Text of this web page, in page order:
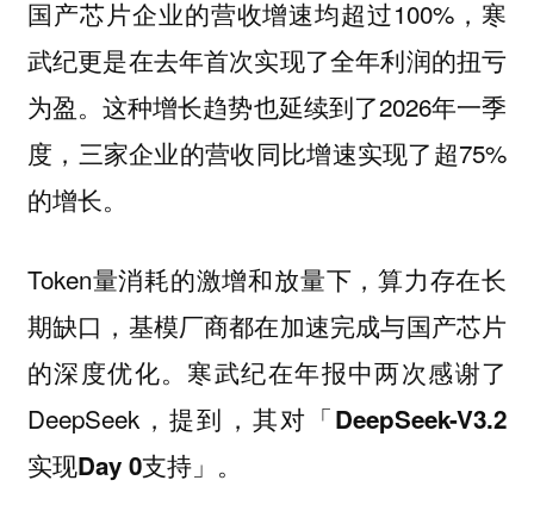
国产芯片企业的营收增速均超过100%，寒
武纪更是在去年首次实现了全年利润的扭亏
为盈。这种增长趋势也延续到了2026年一季
度，三家企业的营收同比增速实现了超75%
的增长。
Token量消耗的激增和放量下，算力存在长
期缺口，基模厂商都在加速完成与国产芯片
的深度优化。寒武纪在年报中两次感谢了
DeepSeek，提到， 其对「DeepSeek-V3.2
实现Day 0支持」。